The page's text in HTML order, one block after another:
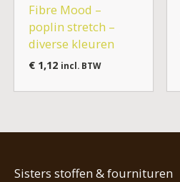
Fibre Mood –
poplin stretch –
diverse kleuren
€1,12 incl. BTW
Sisters stoffen & fournituren